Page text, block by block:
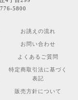
5800
お誂えの流れ
お問い合わせ
よくあるご質問
特定商取引法に基づく
表記
販売方針について